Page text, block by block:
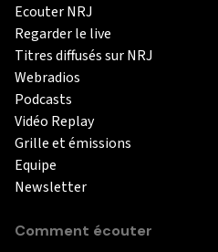
Ecouter NRJ
Regarder le live
Titres diffusés sur NRJ
Webradios
Podcasts
Vidéo Replay
Grille et émissions
Equipe
Newsletter
Comment écouter